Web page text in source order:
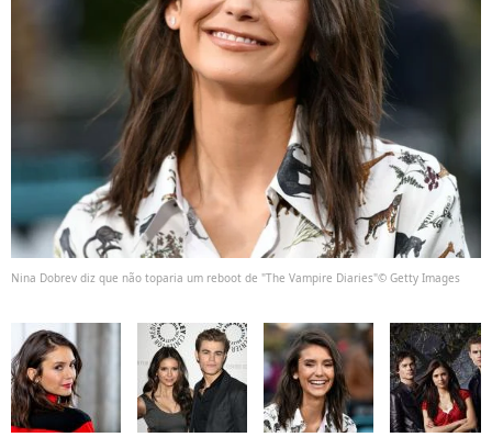
Nina Dobrev diz que não toparia um reboot de "The Vampire Diaries"© Getty Images